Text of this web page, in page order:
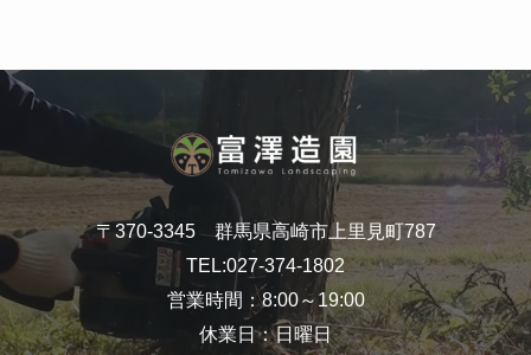
〒370-3345 群馬県高崎市上里見町787
TEL:027-374-1802
営業時間：8:00～19:00
休業日：日曜日